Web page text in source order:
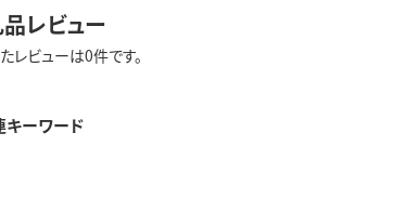
レビュー
レビューは0件です。
キーワード